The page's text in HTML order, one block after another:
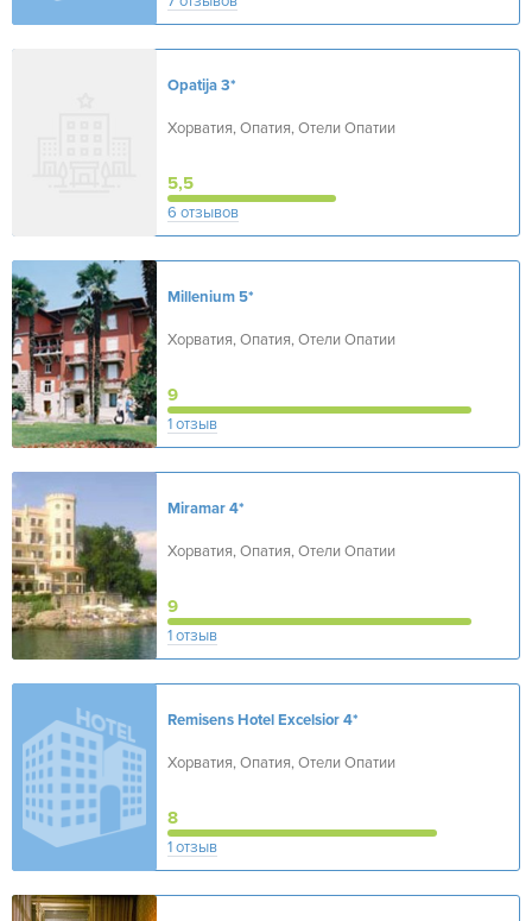
Opatija3*
Хорватия, Опатия, Отели Опатии
5,5
6 отзывов
Millenium5*
Хорватия, Опатия, Отели Опатии
9
1 отзыв
Miramar4*
Хорватия, Опатия, Отели Опатии
9
1 отзыв
Remisens Hotel Excelsior4*
Хорватия, Опатия, Отели Опатии
8
1 отзыв